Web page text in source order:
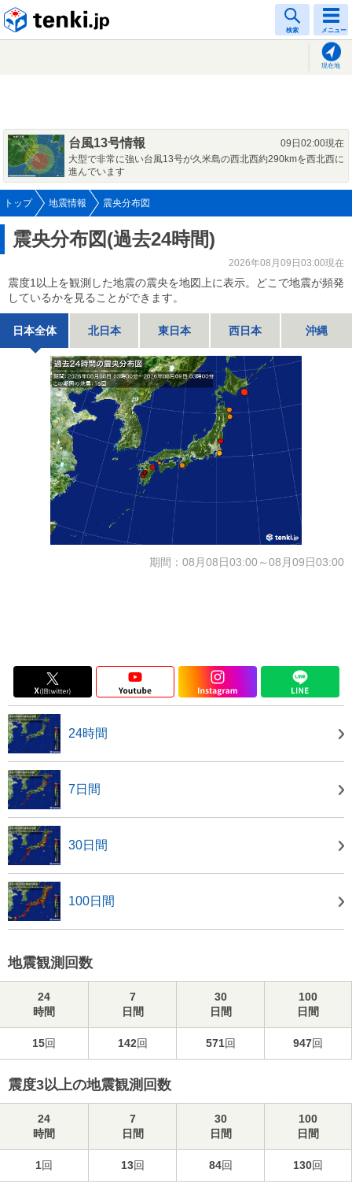
検索 メニュー
現在地
台風13号情報
09日02:00現在
大型で非常に強い台風13号が久米島の西北西約290kmを西北西に
進んでいます
トップ 地震情報 震央分布図
震央分布図(過去24時間)
2026年08月09日03:00現在
震度1以上を観測した地震の震央を地図上に表示。どこで地震が頻発
しているかを見ることができます。
日本全体 北日本 東日本 西日本 沖縄
期間：08月08日03:00～08月09日03:00
24時間
7日間
30日間
100日間
地震観測回数
24
時間
7
日間
30
日間
100
日間
15回 142回 571回 947回
震度3以上の地震観測回数
24
時間
7
日間
30
日間
100
日間
1回 13回 84回 130回